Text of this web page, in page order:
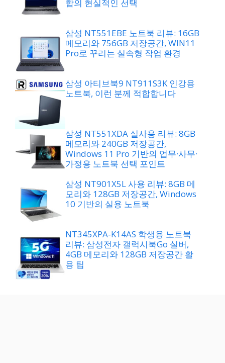
합의 현실적인 선택
삼성 NT551EBE 노트북 리뷰: 16GB
메모리와 756GB 저장공간, WIN11
Pro로 꾸리는 실속형 작업 환경
삼성 아티브북9 NT911S3K 인강용
노트북, 이런 분께 적합합니다
삼성 NT551XDA 실사용 리뷰: 8GB
메모리와 240GB 저장공간,
Windows 11 Pro 기반의 업무·사무·
가정용 노트북 선택 포인트
삼성 NT901X5L 사용 리뷰: 8GB 메
모리와 128GB 저장공간, Windows
10 기반의 실용 노트북
NT345XPA-K14AS 학생용 노트북
리뷰: 삼성전자 갤럭시북Go 실버,
4GB 메모리와 128GB 저장공간 활
용 팁